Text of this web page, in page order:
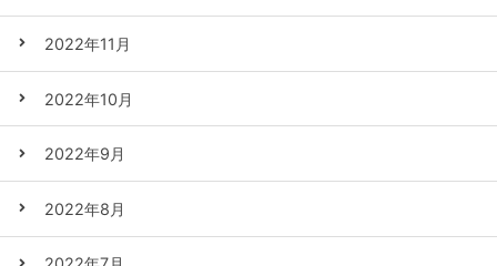
2022年11月
2022年10月
2022年9月
2022年8月